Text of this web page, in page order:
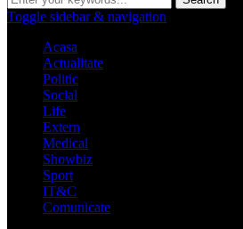
Toggle sidebar & navigation
Acasa
Actualitate
Politic
Social
Life
Extern
Medical
Showbiz
Sport
IT&C
Comunicate